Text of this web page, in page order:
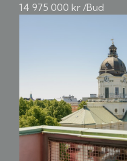
14 975 000 kr /Bud